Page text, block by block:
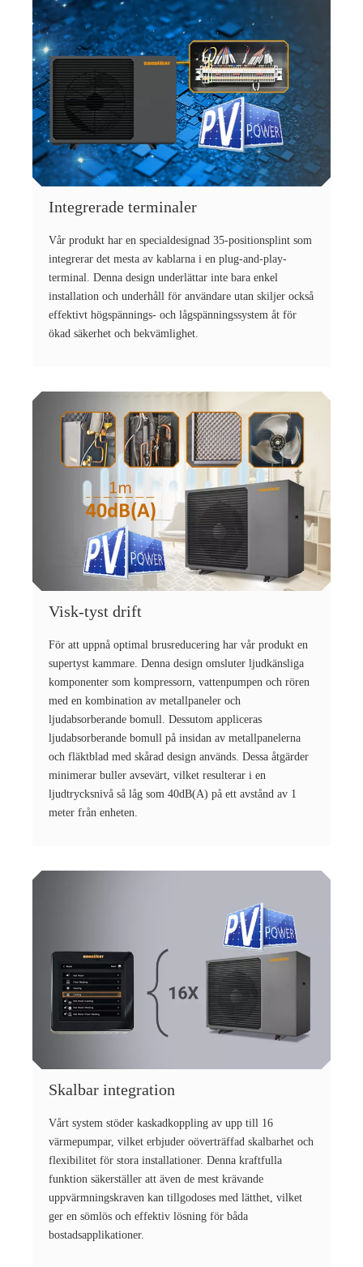
Integrerade terminaler
Vår produkt har en specialdesignad 35-positionsplint som
integrerar det mesta av kablarna i en plug-and-play-
terminal. Denna design underlättar inte bara enkel
installation och underhåll för användare utan skiljer också
effektivt högspännings- och lågspänningssystem åt för
ökad säkerhet och bekvämlighet.
Visk-tyst drift
För att uppnå optimal brusreducering har vår produkt en
supertyst kammare. Denna design omsluter ljudkänsliga
komponenter som kompressorn, vattenpumpen och rören
med en kombination av metallpaneler och
ljudabsorberande bomull. Dessutom appliceras
ljudabsorberande bomull på insidan av metallpanelerna
och fläktblad med skårad design används. Dessa åtgärder
minimerar buller avsevärt, vilket resulterar i en
ljudtrycksnivå så låg som 40dB(A) på ett avstånd av 1
meter från enheten.
Skalbar integration
Vårt system stöder kaskadkoppling av upp till 16
värmepumpar, vilket erbjuder oöverträffad skalbarhet och
flexibilitet för stora installationer. Denna kraftfulla
funktion säkerställer att även de mest krävande
uppvärmningskraven kan tillgodoses med lätthet, vilket
ger en sömlös och effektiv lösning för båda
bostadsapplikationer.